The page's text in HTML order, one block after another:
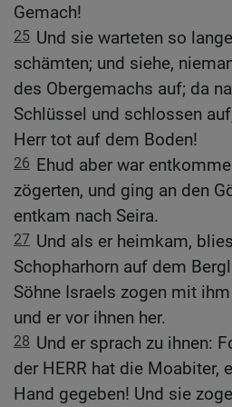
Gemach!
25 Und sie warteten so
schämten; und siehe,
des Obergemachs auf; da
Schlüssel und schlossen
Herr tot auf dem Boden!
26 Ehud aber war
zögerten, und ging an den
entkam nach Seira.
27 Und als er heimkam,
Schopharhorn auf dem
Söhne Israels zogen mit
und er vor ihnen her.
28 Und er sprach zu ihnen:
der HERR hat die Moabiter,
Hand gegeben! Und sie